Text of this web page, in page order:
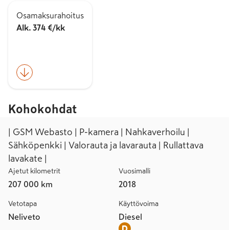
Osamaksurahoitus
Alk. 374 €/kk
Kohokohdat
| GSM Webasto | P-kamera | Nahkaverhoilu |
Sähköpenkki | Valorauta ja lavarauta | Rullattava
lavakate |
Ajetut kilometrit
207 000 km
Vuosimalli
2018
Vetotapa
Neliveto
Käyttövoima
Diesel